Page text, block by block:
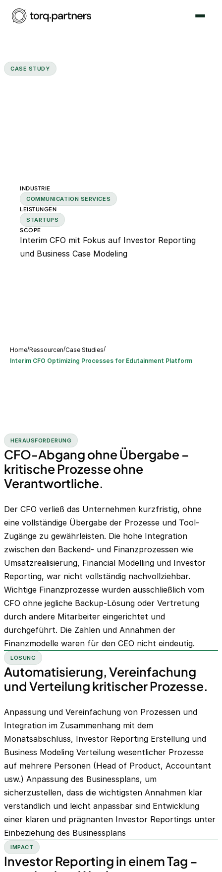
CASE STUDY
INDUSTRIE
COMMUNICATION SERVICES
LEISTUNGEN
STARTUPS
SCOPE
Interim CFO mit Fokus auf Investor Reporting
und Business Case Modeling
Home/Ressourcen/Case Studies/
Interim CFO Optimizing Processes for Edutainment Platform
HERAUSFORDERUNG
CFO-Abgang ohne Übergabe –
kritische Prozesse ohne
Verantwortliche.
Der CFO verließ das Unternehmen kurzfristig, ohne
eine vollständige Übergabe der Prozesse und Tool-
Zugänge zu gewährleisten. Die hohe Integration
zwischen den Backend- und Finanzprozessen wie
Umsatzrealisierung, Financial Modelling und Investor
Reporting, war nicht vollständig nachvollziehbar.
Wichtige Finanzprozesse wurden ausschließlich vom
CFO ohne jegliche Backup-Lösung oder Vertretung
durch andere Mitarbeiter eingerichtet und
durchgeführt. Die Zahlen und Annahmen der
Finanzmodelle waren für den CEO nicht eindeutig.
LÖSUNG
Automatisierung, Vereinfachung
und Verteilung kritischer Prozesse.
Anpassung und Vereinfachung von Prozessen und
Integration im Zusammenhang mit dem
Monatsabschluss, Investor Reporting Erstellung und
Business Modeling Verteilung wesentlicher Prozesse
auf mehrere Personen (Head of Product, Accountant
usw.) Anpassung des Businessplans, um
sicherzustellen, dass die wichtigsten Annahmen klar
verständlich und leicht anpassbar sind Entwicklung
einer klaren und prägnanten Investor Reportings unter
Einbeziehung des Businessplans
IMPACT
Investor Reporting in einem Tag –